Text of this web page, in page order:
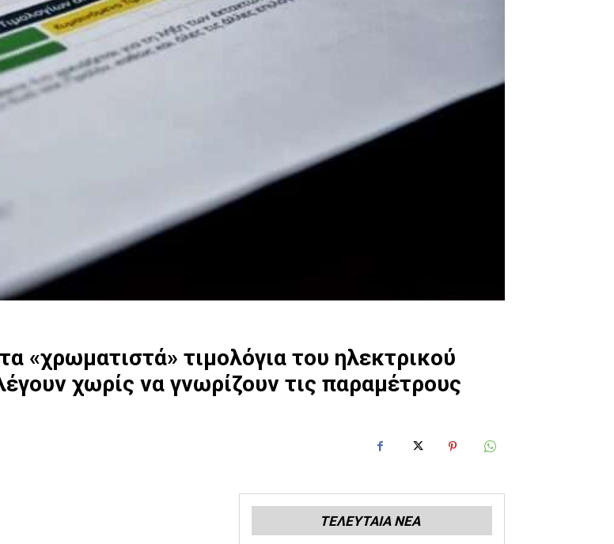
«χρωματιστά» τιμολόγια του ηλεκτρικού
χωρίς να γνωρίζουν τις παραμέτρους
ΤΕΛΕΥΤΑΙΑ ΝΕΑ